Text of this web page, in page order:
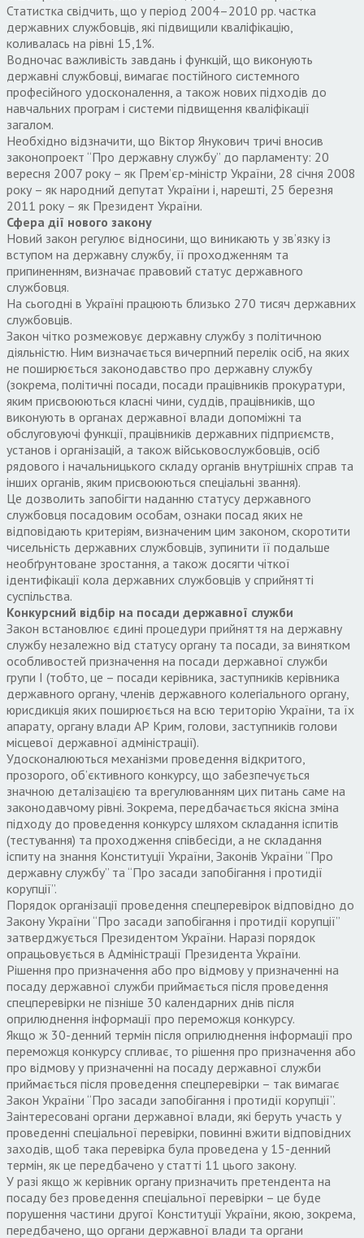
Статистка свідчить, що у період 2004–2010 рр. частка
державних службовців, які підвищили кваліфікацію,
коливалась на рівні 15,1%.
Водночас важливість завдань і функцій, що виконують
державні службовці, вимагає постійного системного
професійного удосконалення, а також нових підходів до
навчальних програм і системи підвищення кваліфікації
загалом.
Необхідно відзначити, що Віктор Янукович тричі вносив
законопроект “Про державну службу” до парламенту: 20
вересня 2007 року – як Прем’єр-міністр України, 28 січня 2008
року – як народний депутат України і, нарешті, 25 березня
2011 року – як Президент України.
Сфера дії нового закону
Новий закон регулює відносини, що виникають у зв’язку із
вступом на державну службу, її проходженням та
припиненням, визначає правовий статус державного
службовця.
На сьогодні в Україні працюють близько 270 тисяч державних
службовців.
Закон чітко розмежовує державну службу з політичною
діяльністю. Ним визначається вичерпний перелік осіб, на яких
не поширюється законодавство про державну службу
(зокрема, політичні посади, посади працівників прокуратури,
яким присвоюються класні чини, суддів, працівників, що
виконують в органах державної влади допоміжні та
обслуговуючі функції, працівників державних підприємств,
установ і організацій, а також військовослужбовців, осіб
рядового і начальницького складу органів внутрішніх справ та
інших органів, яким присвоюються спеціальні звання).
Це дозволить запобігти наданню статусу державного
службовця посадовим особам, ознаки посад яких не
відповідають критеріям, визначеним цим законом, скоротити
чисельність державних службовців, зупинити її подальше
необґрунтоване зростання, а також досягти чіткої
ідентифікації кола державних службовців у сприйнятті
суспільства.
Конкурсний відбір на посади державної служби
Закон встановлює єдині процедури прийняття на державну
службу незалежно від статусу органу та посади, за винятком
особливостей призначення на посади державної служби
групи І (тобто, це – посади керівника, заступників керівника
державного органу, членів державного колегіального органу,
юрисдикція яких поширюється на всю територію України, та їх
апарату, органу влади АР Крим, голови, заступників голови
місцевої державної адміністрації).
Удосконалюються механізми проведення відкритого,
прозорого, об’єктивного конкурсу, що забезпечується
значною деталізацією та врегулюванням цих питань саме на
законодавчому рівні. Зокрема, передбачається якісна зміна
підходу до проведення конкурсу шляхом складання іспитів
(тестування) та проходження співбесіди, а не складання
іспиту на знання Конституції України, Законів України “Про
державну службу” та “Про засади запобігання і протидії
корупції”.
Порядок організації проведення спецперевірок відповідно до
Закону України “Про засади запобігання і протидії корупції”
затверджується Президентом України. Наразі порядок
опрацьовується в Адміністрації Президента України.
Рішення про призначення або про відмову у призначенні на
посаду державної служби приймається після проведення
спецперевірки не пізніше 30 календарних днів після
оприлюднення інформації про переможця конкурсу.
Якщо ж 30-денний термін після оприлюднення інформації про
переможця конкурсу спливає, то рішення про призначення або
про відмову у призначенні на посаду державної служби
приймається після проведення спецперевірки – так вимагає
Закон України “Про засади запобігання і протидії корупції”.
Заінтересовані органи державної влади, які беруть участь у
проведенні спеціальної перевірки, повинні вжити відповідних
заходів, щоб така перевірка була проведена у 15-денний
термін, як це передбачено у статті 11 цього закону.
У разі якщо ж керівник органу призначить претендента на
посаду без проведення спеціальної перевірки – це буде
порушення частини другої Конституції України, якою, зокрема,
передбачено, що органи державної влади та органи